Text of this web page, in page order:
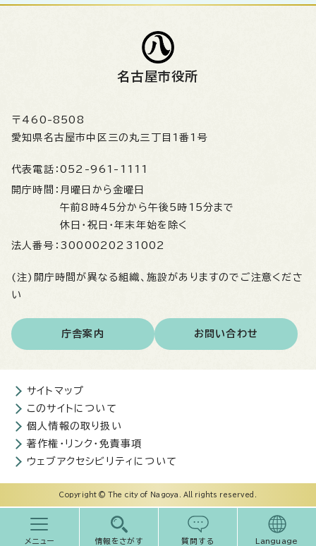
メニュー 情報をさがす 質問する Language
名古屋市役所
〒460-8508
愛知県名古屋市中区三の丸三丁目1番1号
代表電話： 052-961-1111
開庁時間： 月曜日から金曜日
午前8時45分から午後5時15分まで
休日・祝日・年末年始を除く
法人番号： 3000020231002
(注)開庁時間が異なる組織、施設がありますのでご注意くださ
い
庁舎案内 お問い合わせ
サイトマップ
このサイトについて
個人情報の取り扱い
著作権・リンク・免責事項
ウェブアクセシビリティについて
Copyright © The city of Nagoya. All rights reserved.